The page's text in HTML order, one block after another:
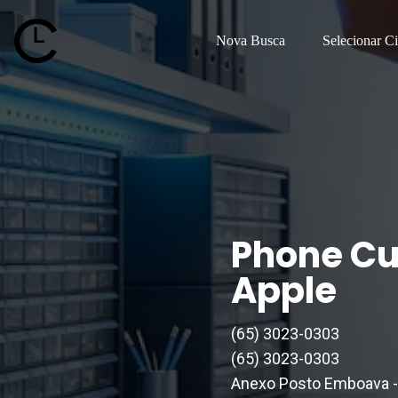
Nova Busca Selecionar
Phone
Apple
(65) 3023-0303
(65) 3023-0303
Anexo Posto Emboava